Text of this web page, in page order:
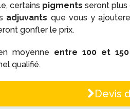
certains pigments seront plus
adjuvants que vous y
gonfler le prix.
moyenne entre 100 et
qualifié.
Devis